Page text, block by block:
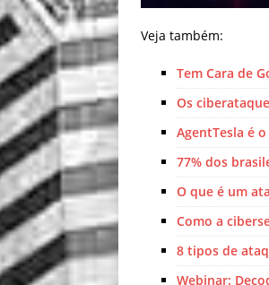
Veja também:
Tem Cara de
Os
AgentTesla é
77% dos
O que é um
Como a
8 tipos de
Webinar: